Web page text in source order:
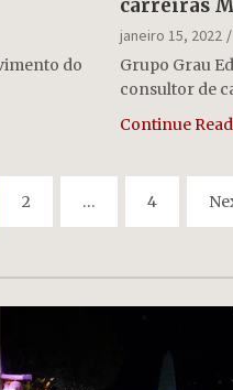
do
carreiras
janeiro 15, 2022
Grupo Grau
consultor de
Continue
2 … 4